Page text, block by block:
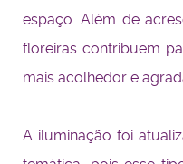
espaço. Além de
floreiras contribuem
mais acolhedor e
A iluminação foi